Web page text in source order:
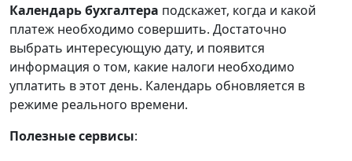
Календарьбухгалтера подскажет, когда и какой
платеж необходимо совершить. Достаточно
выбрать интересующую дату, и появится
информация о том, какие налоги необходимо
уплатить в этот день. Календарь обновляется в
режиме реального времени.
Полезные сервисы: